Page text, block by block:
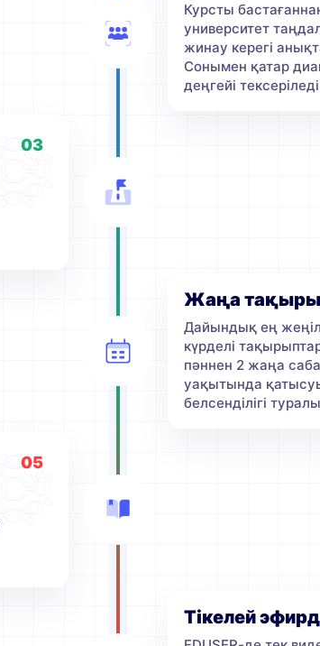
Курсты
университет
жинау керегі
Сонымен қатар
деңгейі
03
Жаңа
Дайындық ең
күрделі
пәннен 2 жаңа
уақытында
белсенділігі
05
Тікелей